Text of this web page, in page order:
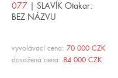
077 | SLAVÍK Otakar:
BEZ NÁZVU
vyvolávací cena: 70 000 CZK
dosažená cena: 84 000 CZK